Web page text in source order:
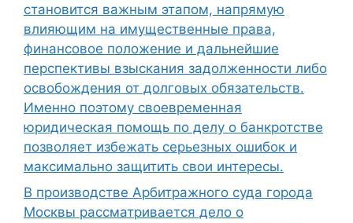
становится важным этапом, напрямую
влияющим на имущественные права,
финансовое положение и дальнейшие
перспективы взыскания задолженности либо
освобождения от долговых обязательств.
Именно поэтому своевременная
юридическая помощь по делу о банкротстве
позволяет избежать серьезных ошибок и
максимально защитить свои интересы.
В производстве Арбитражного суда города
Москвы рассматривается дело о